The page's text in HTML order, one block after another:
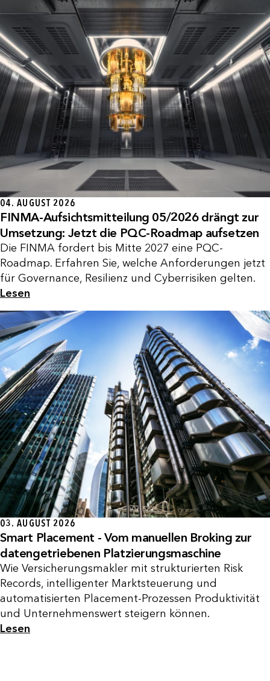
04. AUGUST 2026
FINMA-Aufsichtsmitteilung 05/2026 drängt zur
Umsetzung: Jetzt die PQC-Roadmap aufsetzen
Die FINMA fordert bis Mitte 2027 eine PQC-
Roadmap. Erfahren Sie, welche Anforderungen jetzt
für Governance, Resilienz und Cyberrisiken gelten.
Lesen
03. AUGUST 2026
Smart Placement - Vom manuellen Broking zur
datengetriebenen Platzierungsmaschine
Wie Versicherungsmakler mit strukturierten Risk
Records, intelligenter Marktsteuerung und
automatisierten Placement-Prozessen Produktivität
und Unternehmenswert steigern können.
Lesen